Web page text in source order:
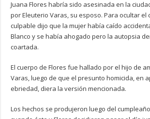
Juana Flores habría sido asesinada en la
por Eleuterio Varas, su esposo. Para ocultar el
culpable dijo que la mujer había caído
Blanco y se había ahogado pero la autopsia
coartada.
El cuerpo de Flores fue hallado por el hijo de
Varas, luego de que el presunto homicida, en
ebriedad, diera la versión mencionada.
Los hechos se produjeron luego del